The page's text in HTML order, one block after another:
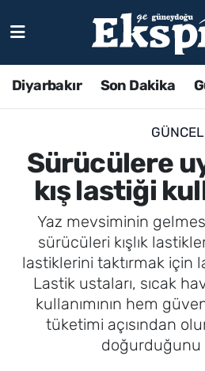
Diyarbakır Son Dakika
GÜNCEL
Sürücülere
kış lastiği
Yaz mevsiminin
sürücüleri kışlık
lastiklerini taktırmak için
Lastik ustaları, sıcak
kullanımının hem
tüketimi açısından
doğurduğunu